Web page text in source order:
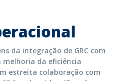
da integração de GRC com
melhoria da eficiência
estreita colaboração com